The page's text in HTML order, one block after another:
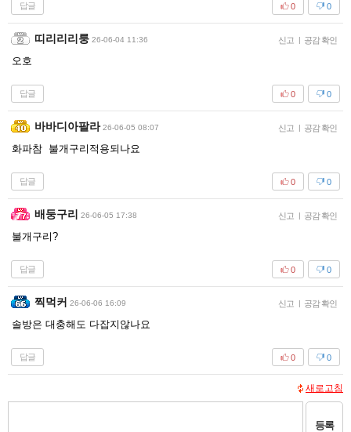
답글 0
0
띠리리리룽 26-06-04 11:36 신고 | 공감 확인
오호
답글 0
0
바바디아팔라 26-06-05 08:07 신고 | 공감 확인
화파참 불개구리적용되나요
답글 0
0
배둥구리 26-06-05 17:38 신고 | 공감 확인
불개구리?
답글 0
0
찍먹커 26-06-06 16:09 신고 | 공감 확인
솔방은 대충해도 다잡지않나요
답글 0
0
새로고침
등록